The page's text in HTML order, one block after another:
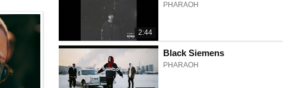
2:44
PHARAOH
Black Siemens
PHARAOH